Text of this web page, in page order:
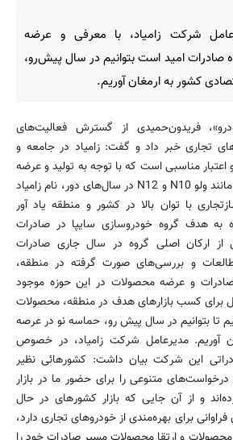
شرکت زامیاد، با معرفی و عرضه
امید است بتوانیم در سال پیش‌رو،
کشور به ارمغان آوریم.
فریدون‌حمیدی از گسترش فعالیت‌های
تجاری خبر داد و گفت: زامیاد در جامعه و
مناسبی است که با توجه به تولید و عرضه
خودروهای تجاری سنگین مانند ولو N10 و N12 در سال‌های دور، نام زامیاد
با توان بالا در کشور و منطقه یاد آور
به هدف گروه خودروسازی سایپا در صادرات
از ارکان اصلی گروه در سال جاری صادرات
و بررسی‌های صورت گرفته در منطقه،
و عرضه محصولات در این حوزه‌ موجود
برای کسب بازارهای هدف در منطقه، محصولات
تا بتوانیم در سال پیش رو، حماسه نو در عرصه
آوریم. مدیرعامل شرکت زامیاد، در خصوص
این شرکت بیان داشت: کشورهائی نظیر
متنوعی را برای حضور ما در بازار
و از آن جایی که بازار کشورهای در حال
برای بهره‌مندی از خودروهای تجاری دارد،